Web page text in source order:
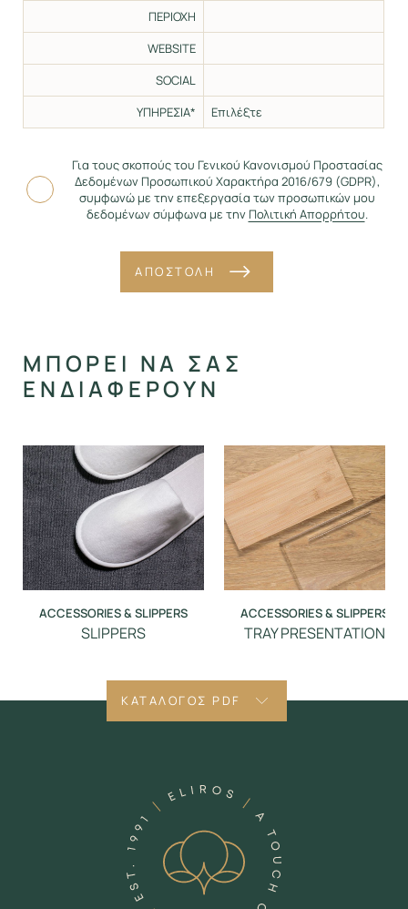
ΠΕΡΙΟΧΗ
WEBSITE
SOCIAL
ΥΠΗΡΕΣΙΑ*
Για τους σκοπούς του Γενικού Κανονισμού Προστασίας
Δεδομένων Προσωπικού Χαρακτήρα 2016/679 (GDPR),
συμφωνώ με την επεξεργασία των προσωπικών μου
δεδομένων σύμφωνα με την Πολιτική Απορρήτου.
ΑΠΟΣΤΟΛΗ
ΜΠΟΡΕΙ ΝΑ ΣΑΣ
ΕΝΔΙΑΦΕΡΟΥΝ
ACCESSORIES & SLIPPERS
SLIPPERS
ACCESSORIES & SLIPPERS
TRAY PRESENTATION
ΚΑΤΑΛΟΓΟΣ PDF